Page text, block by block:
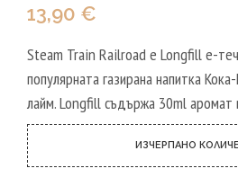
13,90 €
Steam Train Railroad е Longfill е-
популярната газирана напитка
лайм. Longfill съдържа 30ml аромат
ИЗЧЕРПАНО